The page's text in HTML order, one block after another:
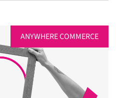
ANYWHERE COMMERCE